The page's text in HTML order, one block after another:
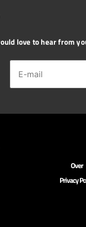
love to hear from
Over
Privacy